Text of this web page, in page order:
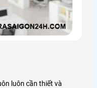
luôn cần thiết và